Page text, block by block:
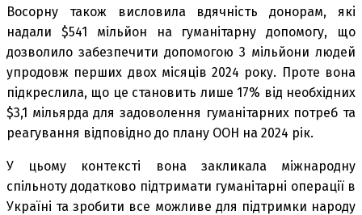
Восорну також висловила вдячність донорам, які
надали $541 мільйон на гуманітарну допомогу, що
дозволило забезпечити допомогою 3 мільйони людей
упродовж перших двох місяців 2024 року. Проте вона
підкреслила, що це становить лише 17% від необхідних
$3,1 мільярда для задоволення гуманітарних потреб та
реагування відповідно до плану ООН на 2024 рік.
У цьому контексті вона закликала міжнародну
спільноту додатково підтримати гуманітарні операції в
Україні та зробити все можливе для підтримки народу